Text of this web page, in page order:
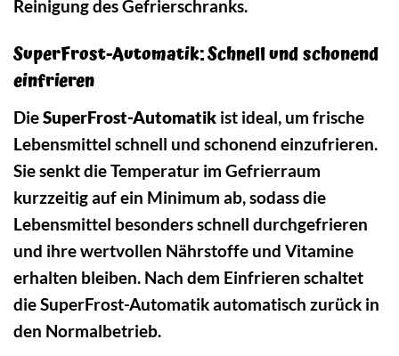
Reinigung des Gefrierschranks.
SuperFrost-Automatik: Schnell und schonend
einfrieren
DieSuperFrost-Automatik ist ideal, um frische
Lebensmittel schnell und schonend einzufrieren.
Sie senkt die Temperatur im Gefrierraum
kurzzeitig auf ein Minimum ab, sodass die
Lebensmittel besonders schnell durchgefrieren
und ihre wertvollen Nährstoffe und Vitamine
erhalten bleiben. Nach dem Einfrieren schaltet
die SuperFrost-Automatik automatisch zurück in
den Normalbetrieb.